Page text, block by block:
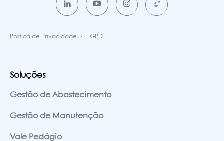
Política de Privacidade LGPD
Soluções
Gestão de Abastecimento
Gestão de Manutenção
Vale Pedágio